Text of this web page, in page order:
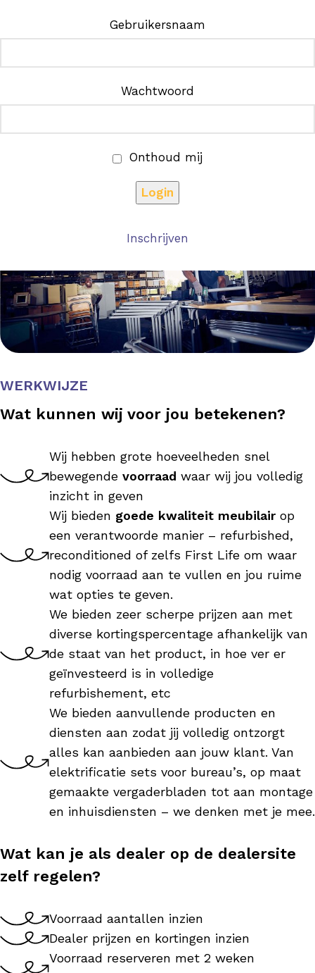
Gebruikersnaam
Wachtwoord
Onthoud mij
Inschrijven
WERKWIJZE
Wat kunnen wij voor jou betekenen?
Wij hebben grote hoeveelheden snel
bewegende voorraad waar wij jou volledig
inzicht in geven
Wij bieden goede kwaliteit meubilair op
een verantwoorde manier – refurbished,
reconditioned of zelfs First Life om waar
nodig voorraad aan te vullen en jou ruime
wat opties te geven.
We bieden zeer scherpe prijzen aan met
diverse kortingspercentage afhankelijk van
de staat van het product, in hoe ver er
geïnvesteerd is in volledige
refurbishement, etc
We bieden aanvullende producten en
diensten aan zodat jij volledig ontzorgt
alles kan aanbieden aan jouw klant. Van
elektrificatie sets voor bureau’s, op maat
gemaakte vergaderbladen tot aan montage
en inhuisdiensten – we denken met je mee.
Wat kan je als dealer op de dealersite
zelf regelen?
Voorraad aantallen inzien
Dealer prijzen en kortingen inzien
Voorraad reserveren met 2 weken